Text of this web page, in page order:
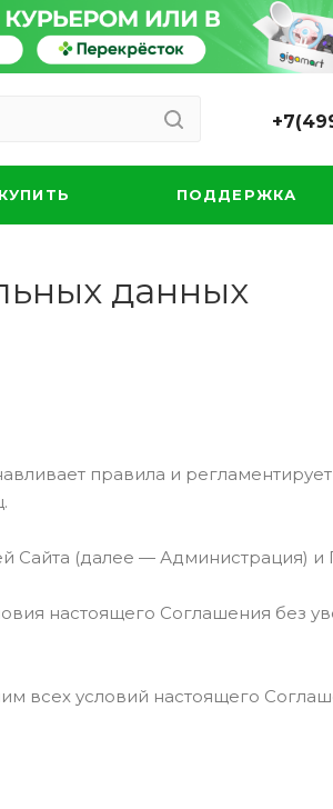
ПОДДЕРЖКА
данных
правила и
(далее — Администрация) и
настоящего Соглашения без
всех условий настоящего